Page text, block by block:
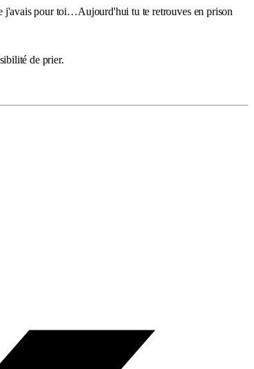
j'avais pour toi…Aujourd'hui tu te retrouves en prison
de prier.